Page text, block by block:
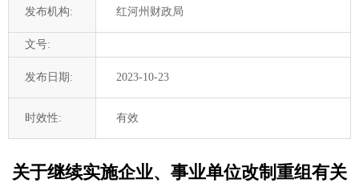
发布机构: 红河州财政局
文号:
发布日期: 2023-10-23
时效性: 有效
关于继续实施企业、事业单位改制重组有关